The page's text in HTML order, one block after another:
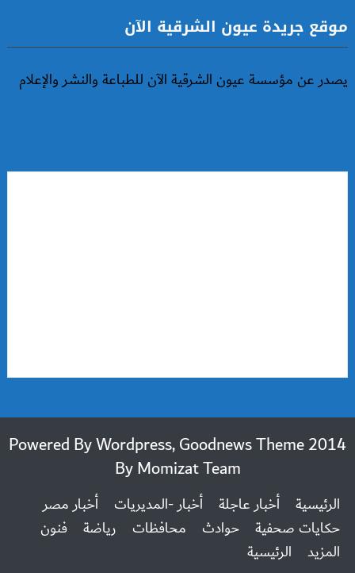
موقع جريدة عيون الشرقية الآن
يصدر عن مؤسسة عيون الشرقية الآن للطباعة والنشر والإعلام
2014 Powered By Wordpress, Goodnews Theme
ByMomizat Team
الرئيسية أخبار عاجلة أخبار -المديريات
أخبار مصر
حكايات صحفية
حوادث محافظات رياضة
فنون
المزيد
الرئيسية